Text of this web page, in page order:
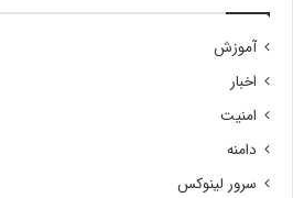
آموزش
اخبار
امنیت
دامنه
سرور لینوکس